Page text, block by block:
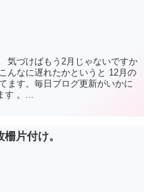
気づけばもう2月じゃないですか
んなに遅れたかというと 12月の
ます。毎日ブログ更新がいかに
。...
柵片付け。